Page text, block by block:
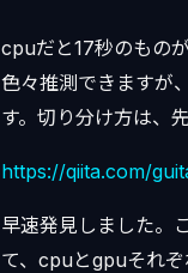
cpuだと17秒のもの
色々推測できますが
す。切り分け方は、
https://qiita.com/
早速発見しました。
て、cpuとgpuそれぞ